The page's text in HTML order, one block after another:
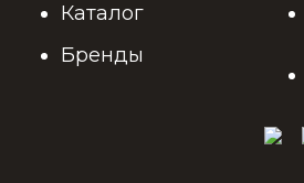
Каталог
Бренды